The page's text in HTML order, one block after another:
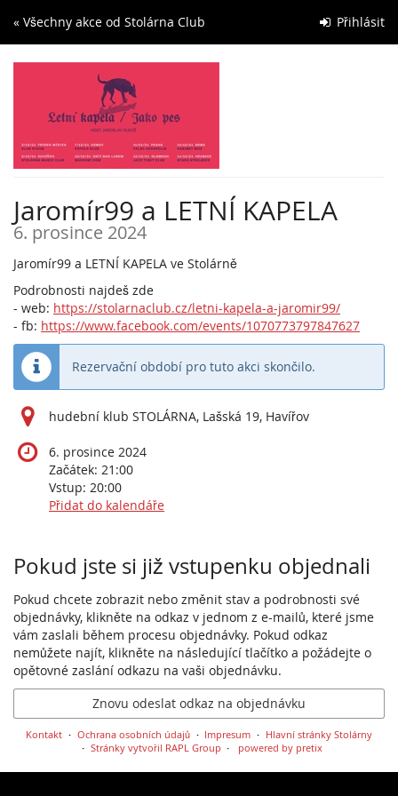
Skip to
Přihlásit
« Všechny akce od Stolárna Club
Jaromír99 a LETNÍ KAPELA
6. prosince 2024
Jaromír99 a LETNÍ KAPELA ve Stolárně
Podrobnosti najdeš zde
- web: https://stolarnaclub.cz/letni-kapela-a-jaromir99/
- fb: https://www.facebook.com/events/1070773797847627
Rezervační období pro tuto akci skončilo.
hudební klub STOLÁRNA, Lašská 19, Havířov
6. prosince 2024
Začátek: 21:00
Vstup: 20:00
Přidat do kalendáře
Pokud jste si již vstupenku objednali
Pokud chcete zobrazit nebo změnit stav a podrobnosti své
objednávky, klikněte na odkaz v jednom z e-mailů, které jsme
vám zaslali během procesu objednávky. Pokud odkaz
nemůžete najít, klikněte na následující tlačítko a požádejte o
opětovné zaslání odkazu na vaši objednávku.
Znovu odeslat odkaz na objednávku
Kontakt Ochrana osobních údajů Impresum
Hlavní stránky Stolárny
Stránky vytvořil RAPL Group
powered by pretix